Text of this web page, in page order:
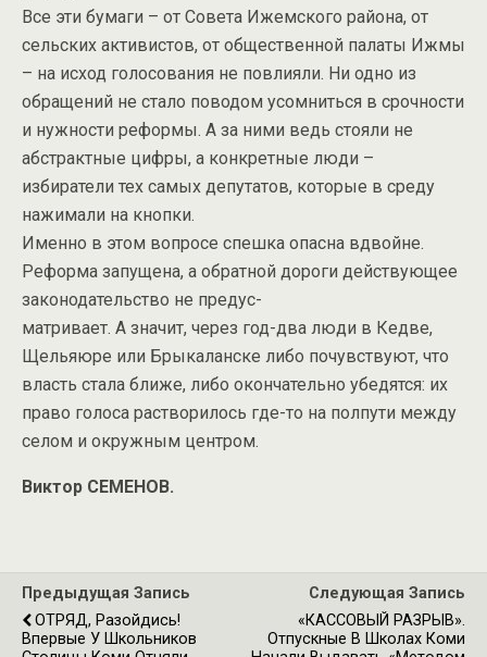
Все эти бумаги – от Совета Ижемского района, от
сельских активистов, от общественной палаты Ижмы
– на исход голосования не повлияли. Ни одно из
обращений не стало поводом усомниться в срочности
и нужности реформы. А за ними ведь стояли не
абстрактные цифры, а конкретные люди –
избиратели тех самых депутатов, которые в среду
нажимали на кнопки.
Именно в этом вопросе спешка опасна вдвойне.
Реформа запущена, а обратной дороги действующее
законодательство не предус-
матривает. А значит, через год-два люди в Кедве,
Щельяюре или Брыкаланске либо почувствуют, что
власть стала ближе, либо окончательно убедятся: их
право голоса растворилось где-то на полпути между
селом и окружным центром.
Виктор СЕМЕНОВ.
Предыдущая Запись
ОТРЯД, Разойдись!
Впервые У Школьников
Следующая Запись
«КАССОВЫЙ РАЗРЫВ».
Отпускные В Школах Коми